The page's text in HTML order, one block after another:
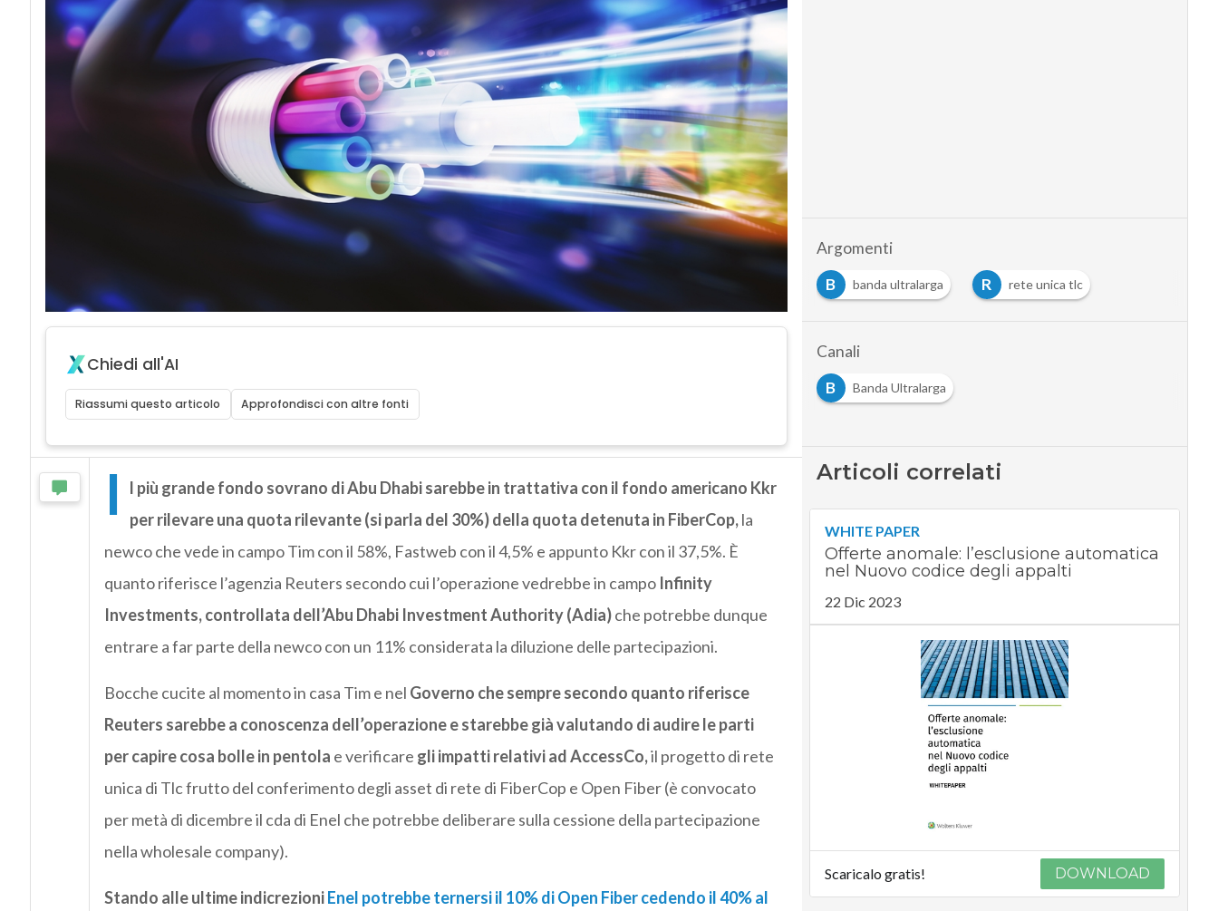
Chiedi all'AI
Riassumi questo articolo Approfondisci con altre fonti
I
l più grande fondo sovrano di Abu Dhabi sarebbe in trattativa con il fondo americano Kkr
per rilevare una quota rilevante (si parla del 30%) della quota detenuta in FiberCop,la
newco che vede in campo Tim con il 58%, Fastweb con il 4,5% e appunto Kkr con il 37,5%. È
quanto riferisce l’agenzia Reuters secondo cui l’operazione vedrebbe in campo Infinity
Investments, controllata dell’Abu Dhabi Investment Authority (Adia)che potrebbe dunque
entrare a far parte della newco con un 11% considerata la diluzione delle partecipazioni.
Bocche cucite al momento in casa Tim e nel Governo che sempre secondo quanto riferisce
Reuters sarebbe a conoscenza dell’operazione e starebbe già valutando di audire le parti
per capire cosa bolle in pentola e verificare gli impatti relativi ad AccessCo,il progetto di rete
unica di Tlc frutto del conferimento degli asset di rete di FiberCop e Open Fiber (è convocato
per metà di dicembre il cda di Enel che potrebbe deliberare sulla cessione della partecipazione
nella wholesale company).
Stando alle ultime indicrezioniEnel potrebbe ternersi il 10% di Open Fiber cedendo il 40% al
Argomenti
B
banda ultralarga R
rete unica tlc
Canali
B
Banda Ultralarga
Articoli correlati
WHITE PAPER
Offerte anomale: l’esclusione automatica
nel Nuovo codice degli appalti
22 Dic 2023
Scaricalo gratis! DOWNLOAD